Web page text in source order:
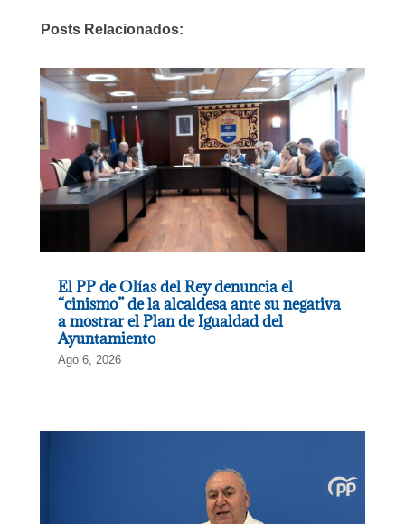
Posts Relacionados:
El PP de Olías del Rey denuncia el
“cinismo” de la alcaldesa ante su negativa
a mostrar el Plan de Igualdad del
Ayuntamiento
Ago 6, 2026